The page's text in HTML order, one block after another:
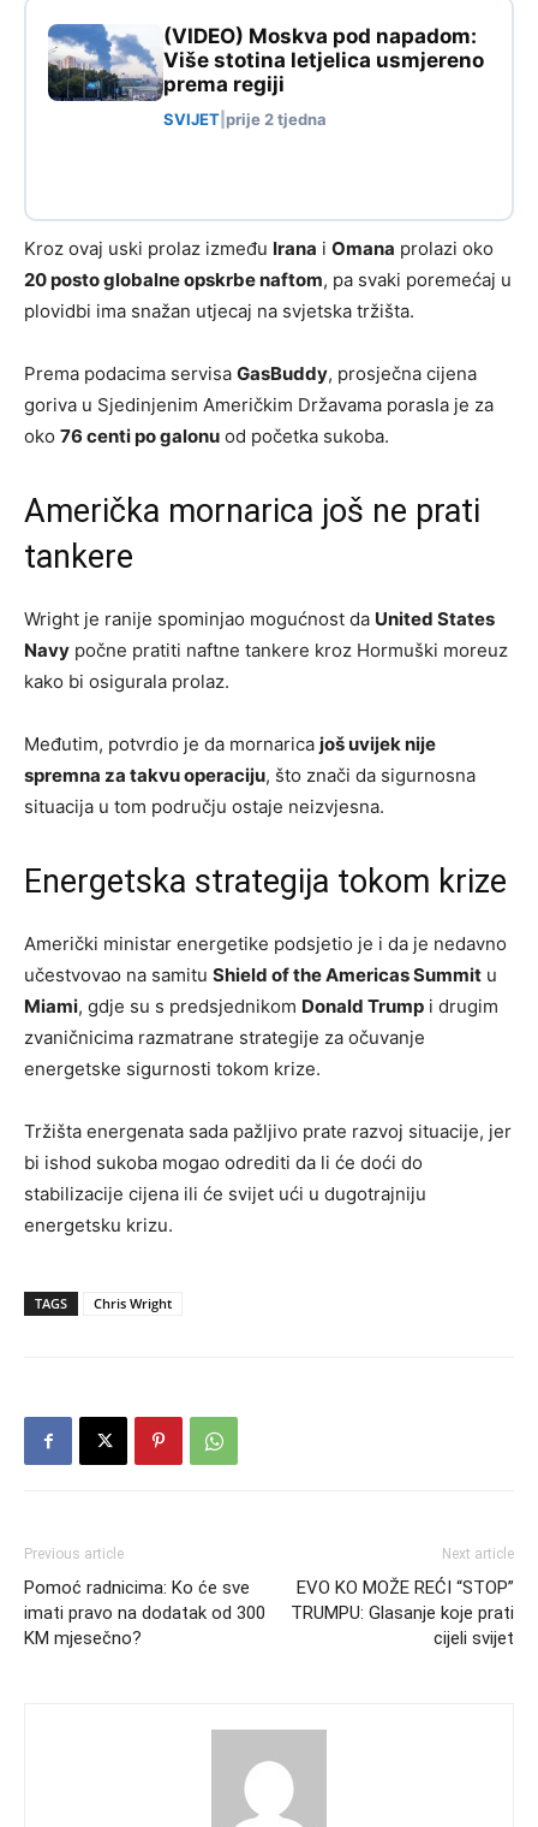
(VIDEO) Moskva pod napadom:
Više stotina letjelica usmjereno
prema regiji
SVIJET prije 2 tjedna
Kroz ovaj uski prolaz između Irana i Omana prolazi oko
20 posto globalne opskrbe naftom, pa svaki poremećaj u
plovidbi ima snažan utjecaj na svjetska tržišta.
Prema podacima servisa GasBuddy, prosječna cijena
goriva u Sjedinjenim Američkim Državama porasla je za
oko 76 centi po galonu od početka sukoba.
Američka mornarica još ne prati
tankere
Wright je ranije spominjao mogućnost da United States
Navy počne pratiti naftne tankere kroz Hormuški moreuz
kako bi osigurala prolaz.
Međutim, potvrdio je da mornarica još uvijek nije
spremna za takvu operaciju, što znači da sigurnosna
situacija u tom području ostaje neizvjesna.
Energetska strategija tokom krize
Američki ministar energetike podsjetio je i da je nedavno
učestvovao na samitu Shield of the Americas Summit u
Miami, gdje su s predsjednikom Donald Trump i drugim
zvaničnicima razmatrane strategije za očuvanje
energetske sigurnosti tokom krize.
Tržišta energenata sada pažljivo prate razvoj situacije, jer
bi ishod sukoba mogao odrediti da li će doći do
stabilizacije cijena ili će svijet ući u dugotrajniju
energetsku krizu.
TAGS Chris Wright
Previous article
Pomoć radnicima: Ko će sve
imati pravo na dodatak od 300
KM mjesečno?
Next article
EVO KO MOŽE REĆI “STOP”
TRUMPU: Glasanje koje prati
cijeli svijet